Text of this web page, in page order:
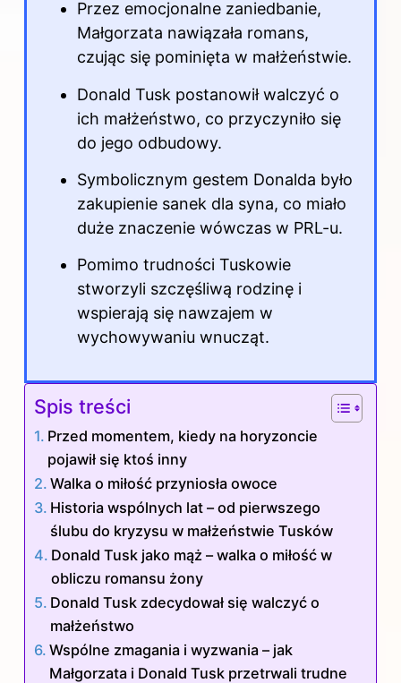
Przez emocjonalne zaniedbanie,
Małgorzata nawiązała romans,
czując się pominięta w małżeństwie.
Donald Tusk postanowił walczyć o
ich małżeństwo, co przyczyniło się
do jego odbudowy.
Symbolicznym gestem Donalda było
zakupienie sanek dla syna, co miało
duże znaczenie wówczas w PRL-u.
Pomimo trudności Tuskowie
stworzyli szczęśliwą rodzinę i
wspierają się nawzajem w
wychowywaniu wnucząt.
Spis treści
Przed momentem, kiedy na horyzoncie
pojawił się ktoś inny
Walka o miłość przyniosła owoce
Historia wspólnych lat – od pierwszego
ślubu do kryzysu w małżeństwie Tusków
Donald Tusk jako mąż – walka o miłość w
obliczu romansu żony
Donald Tusk zdecydował się walczyć o
małżeństwo
Wspólne zmagania i wyzwania – jak
Małgorzata i Donald Tusk przetrwali trudne